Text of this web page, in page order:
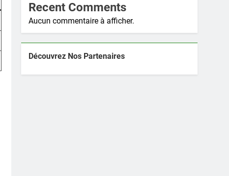
Recent Comments
Aucun commentaire à afficher.
Découvrez Nos Partenaires